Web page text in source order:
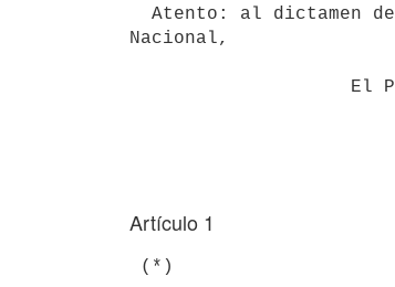
Nacional,
Artículo 1